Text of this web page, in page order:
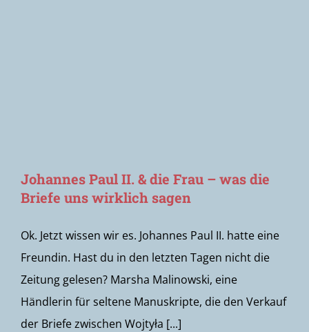
Johannes Paul II. & die Frau – was die
Briefe uns wirklich sagen
Ok. Jetzt wissen wir es. Johannes Paul II. hatte eine
Freundin. Hast du in den letzten Tagen nicht die
Zeitung gelesen? Marsha Malinowski, eine
Händlerin für seltene Manuskripte, die den Verkauf
der Briefe zwischen Wojtyła [...]